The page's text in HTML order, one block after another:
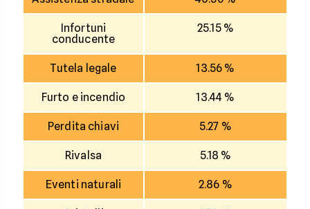
Infortuni
conducente
25.15 %
Tutela legale 13.56 %
Furto e incendio 13.44 %
Perdita chiavi 5.27 %
Rivalsa 5.18 %
Eventi naturali 2.86 %